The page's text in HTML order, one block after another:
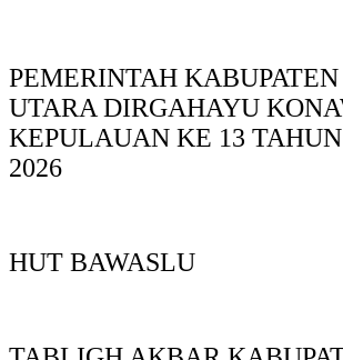
PEMERINTAH
UTARA DIRGAHAYU
KEPULAUAN KE 13
2026
HUT BAWASLU